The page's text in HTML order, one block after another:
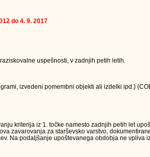
do 4. 9. 2017
uspešnosti, v zadnjih petih letih.
izvedeni pomembni objekti ali izdelki ipd.)
kriterija iz 1. točke namesto zadnjih petih let
zavarovanja za starševsko varstvo,
Na podaljšanje upoštevanega obdobja ne vpliva